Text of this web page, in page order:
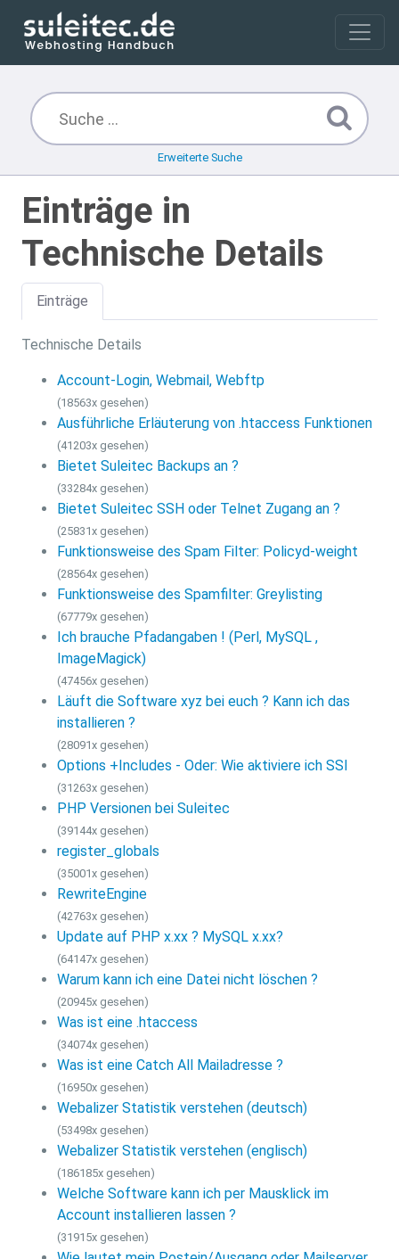
Erweiterte Suche
Einträge in
Technische Details
Einträge
Technische Details
Account-Login, Webmail, Webftp
(18563x gesehen)
Ausführliche Erläuterung von .htaccess Funktionen
(41203x gesehen)
Bietet Suleitec Backups an ?
(33284x gesehen)
Bietet Suleitec SSH oder Telnet Zugang an ?
(25831x gesehen)
Funktionsweise des Spam Filter: Policyd-weight
(28564x gesehen)
Funktionsweise des Spamfilter: Greylisting
(67779x gesehen)
Ich brauche Pfadangaben ! (Perl, MySQL ,
ImageMagick)
(47456x gesehen)
Läuft die Software xyz bei euch ? Kann ich das
installieren ?
(28091x gesehen)
Options +Includes - Oder: Wie aktiviere ich SSI
(31263x gesehen)
PHP Versionen bei Suleitec
(39144x gesehen)
register_globals
(35001x gesehen)
RewriteEngine
(42763x gesehen)
Update auf PHP x.xx ? MySQL x.xx?
(64147x gesehen)
Warum kann ich eine Datei nicht löschen ?
(20945x gesehen)
Was ist eine .htaccess
(34074x gesehen)
Was ist eine Catch All Mailadresse ?
(16950x gesehen)
Webalizer Statistik verstehen (deutsch)
(53498x gesehen)
Webalizer Statistik verstehen (englisch)
(186185x gesehen)
Welche Software kann ich per Mausklick im
Account installieren lassen ?
(31915x gesehen)